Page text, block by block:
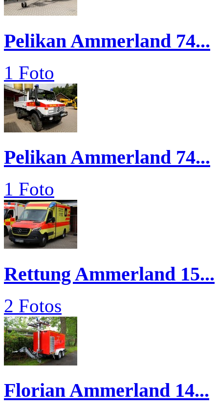
Pelikan Ammerland 74...
1 Foto
Pelikan Ammerland 74...
1 Foto
Rettung Ammerland 15...
2 Fotos
Florian Ammerland 14...